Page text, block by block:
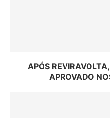
APÓS
APROVADO